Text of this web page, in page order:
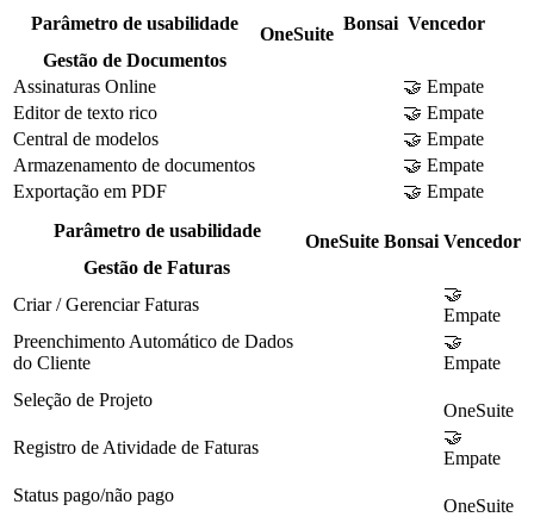
Parâmetro de usabilidade
OneSuite
Bonsai Vencedor
Gestão de Documentos
Assinaturas Online
🤝 Empate
Editor de texto rico
🤝 Empate
Central de modelos
🤝 Empate
Armazenamento de documentos
🤝 Empate
Exportação em PDF
🤝 Empate
Parâmetro de usabilidade
OneSuite Bonsai Vencedor
Gestão de Faturas
Criar / Gerenciar Faturas
🤝
Empate
Preenchimento Automático de Dados
do Cliente
🤝
Empate
Seleção de Projeto
OneSuite
Registro de Atividade de Faturas
🤝
Empate
Status pago/não pago
OneSuite